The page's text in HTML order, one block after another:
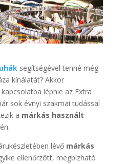
segítségével tenné még
kínálatát? Akkor
lépnie az Extra
sok évnyi szakmai tudással
a márkás használt
lévő márkás
ellenőrzött, megbízható